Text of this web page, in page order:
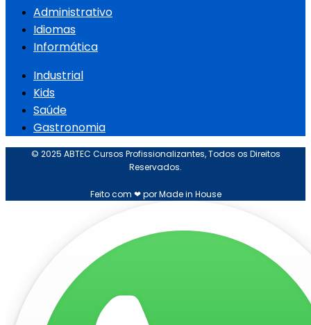
Administrativo
Idiomas
Informática
Industrial
Kids
Saúde
Gastronomia
© 2025 ABTEC Cursos Profissionalizantes, Todos os Direitos
Reservados.
Feito com ❤ por Made in House